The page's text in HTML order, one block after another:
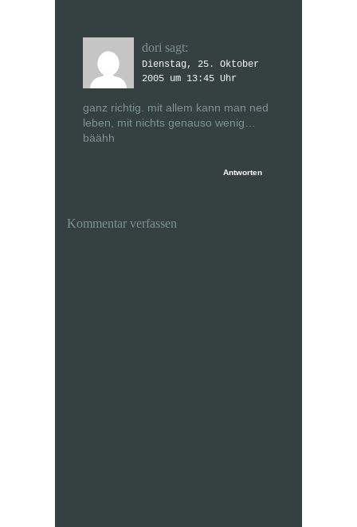
dori sagt:
Dienstag, 25. Oktober
2005 um 13:45 Uhr
ganz richtig. mit allem kann man ned
leben, mit nichts genauso wenig…
bäähh
Antworten
Kommentar verfassen